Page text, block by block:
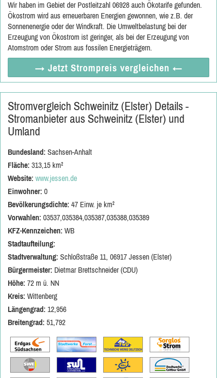
Wir haben im Gebiet der Postleitzahl 06928 auch Ökotarife gefunden.
Ökostrom wird aus erneuerbaren Energien gewonnen, wie z.B. der
Sonnenenergie oder der Windkraft. Die Umweltbelastung bei der
Erzeugung von Ökostrom ist geringer, als bei der Erzeugung von
Atomstrom oder Strom aus fossilen Energieträgern.
→ Jetzt Strompreis vergleichen ←
Stromvergleich Schweinitz (Elster) Details -
Stromanbieter aus Schweinitz (Elster) und
Umland
Bundesland: Sachsen-Anhalt
Fläche: 313,15 km²
Website: www.jessen.de
Einwohner: 0
Bevölkerungsdichte: 47 Einw. je km²
Vorwahlen: 03537,035384,035387,035388,035389
KFZ-Kennzeichen: WB
Stadtaufteilung:
Stadtverwaltung: Schloßstraße 11, 06917 Jessen (Elster)
Bürgermeister: Dietmar Brettschneider (CDU)
Höhe: 72 m ü. NN
Kreis: Wittenberg
Längengrad: 12,956
Breitengrad: 51,792